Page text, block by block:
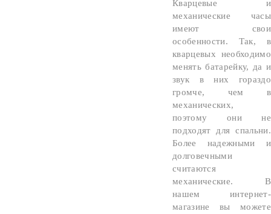
Кварцевые и
механические часы
имеют свои
особенности. Так, в
кварцевых необходимо
менять батарейку, да и
звук в них гораздо
громче, чем в
механических,
поэтому они не
подходят для спальни.
Более надежными и
долговечными
считаются
механические. В
нашем интернет-
магазине вы можете